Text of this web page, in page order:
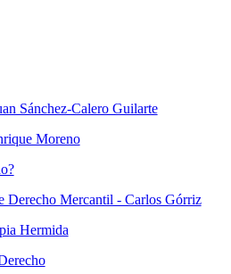
Sánchez-Calero Guilarte
Moreno
Derecho Mercantil - Carlos Górriz
Hermida